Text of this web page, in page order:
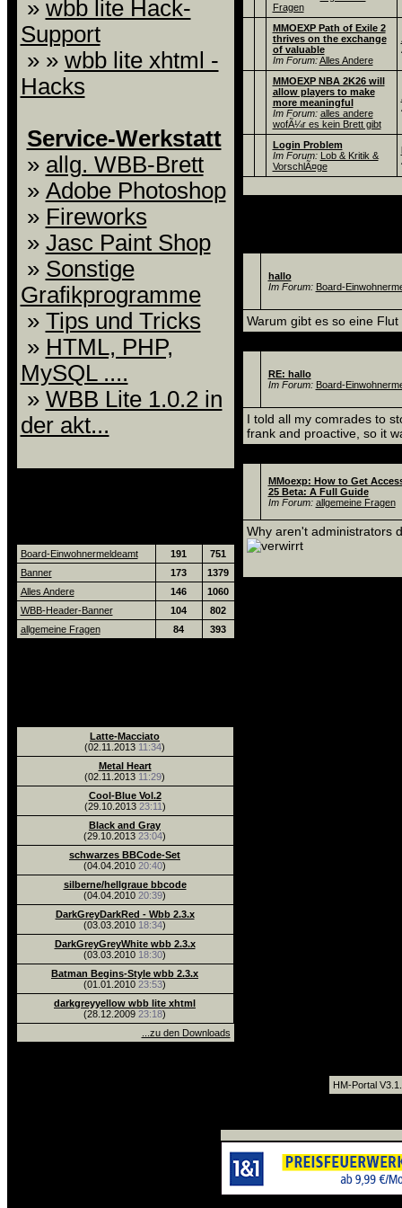
» wbb lite Hack-
Support
» » wbb lite xhtml -
Hacks
Service-Werkstatt
» allg. WBB-Brett
» Adobe Photoshop
» Fireworks
» Jasc Paint Shop
» Sonstige
Grafikprogramme
» Tips und Tricks
» HTML, PHP,
MySQL ....
» WBB Lite 1.0.2 in
der akt...
Board-Einwohnermeldeamt
191
751
Banner
173
1379
Alles Andere
146
1060
WBB-Header-Banner
104
802
allgemeine Fragen
84 393
Latte-Macciato
(02.11.2013 11:34)
Metal Heart
(02.11.2013 11:29)
Cool-Blue Vol.2
(29.10.2013 23:11)
Black and Gray
(29.10.2013 23:04)
schwarzes BBCode-Set
(04.04.2010 20:40)
silberne/hellgraue bbcode
(04.04.2010 20:39)
DarkGreyDarkRed - Wbb 2.3.x
(03.03.2010 18:34)
DarkGreyGreyWhite wbb 2.3.x
(03.03.2010 18:30)
Batman Begins-Style wbb 2.3.x
(01.01.2010 23:53)
darkgreyyellow wbb lite xhtml
(28.12.2009 23:18)
...zu den Downloads
Fragen
MMOEXP Path of Exile 2
thrives on the exchange
of valuable
Im Forum: Alles Andere
MMOEXP NBA 2K26 will
allow players to make
more meaningful
Im Forum: alles andere
wofÃ¼r es kein Brett gibt
Login Problem
Im Forum: Lob & Kritik &
VorschlÃ¤ge
hallo
Im Forum: Board-
Warum gibt es so eine Flut
RE: hallo
Im Forum: Board-
I told all my comrades to
frank and proactive, so it
MMoexp: How to Get
25 Beta: A Full Guide
Im Forum: allgemeine Fragen
Why aren't administrators
HM-Portal